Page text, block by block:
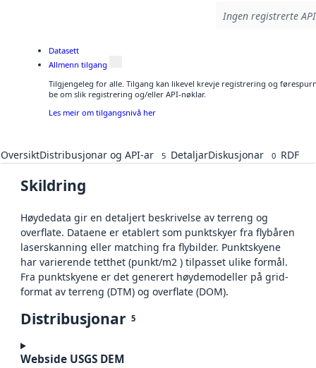
Ingen registrerte
Datasett
Allmenn tilgang
Tilgjengeleg for alle. Tilgang kan likevel krevje registrering og
be om slik registrering og/eller API-nøklar.
Les meir om tilgangsnivå her
OversiktDistribusjonar og API-ar 5 DetaljarDiskusjonar 0 RDF
Skildring
Høydedata gir en detaljert beskrivelse av terreng og
overflate. Dataene er etablert som punktskyer fra flybåren
laserskanning eller matching fra flybilder. Punktskyene
har varierende tetthet (punkt/m2 ) tilpasset ulike formål.
Fra punktskyene er det generert høydemodeller på grid-
format av terreng (DTM) og overflate (DOM).
Distribusjonar 5
Webside USGS DEM